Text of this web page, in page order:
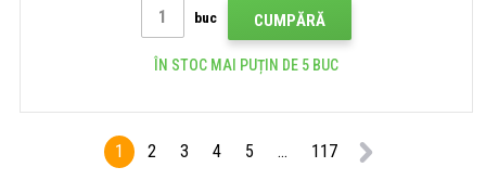
buc CUMPĂRĂ
ÎN STOC MAI PUȚIN DE 5 BUC
1 2 3 4 5 ... 117